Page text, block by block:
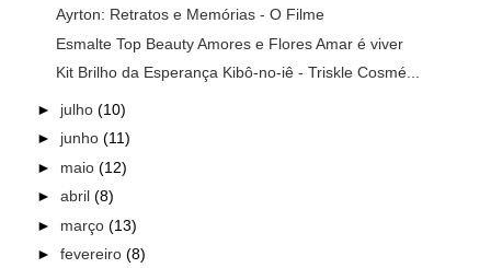
Ayrton: Retratos e Memórias - O Filme
Esmalte Top Beauty Amores e Flores Amar é viver
Kit Brilho da Esperança Kibô-no-iê - Triskle Cosmé...
► julho (10)
► junho (11)
► maio (12)
► abril (8)
► março (13)
► fevereiro (8)